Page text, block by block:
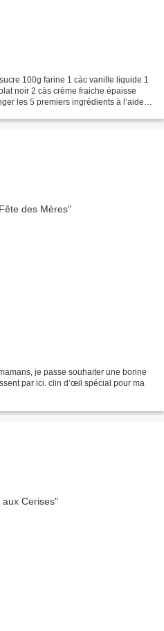
100g farine 1 càc vanille liquide 1
noir 2 càs crème fraiche épaisse
les 5 premiers ingrédients à l’aide
je passe souhaiter une bonne
par ici. clin d’œil spécial pour ma